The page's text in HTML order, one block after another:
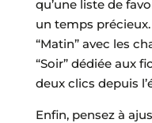
qu’une liste de
un temps
“Matin” avec les
“Soir” dédiée aux
deux clics depuis
Enfin, pensez à